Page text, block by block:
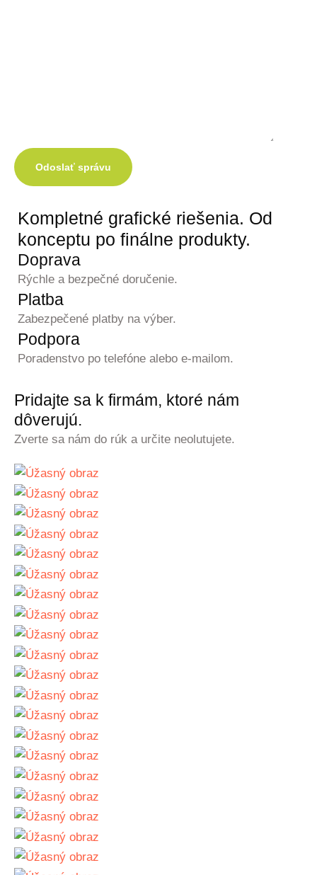
Odoslať správu
Kompletné grafické riešenia. Od
konceptu po finálne produkty.
Doprava
Rýchle a bezpečné doručenie.
Platba
Zabezpečené platby na výber.
Podpora
Poradenstvo po telefóne alebo e-mailom.
Pridajte sa k firmám, ktoré nám
dôverujú.
Zverte sa nám do rúk a určite neolutujete.